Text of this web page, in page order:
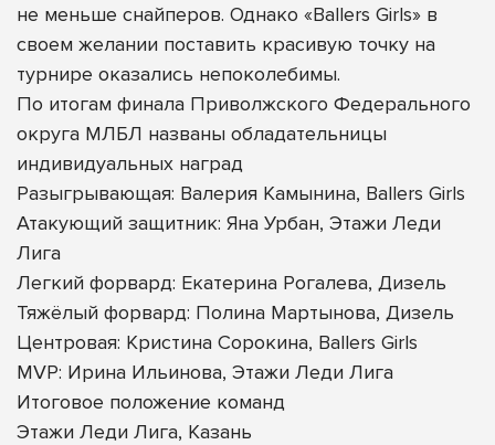
не меньше снайперов. Однако «Ballers Girls» в
своем желании поставить красивую точку на
турнире оказались непоколебимы.
По итогам финала Приволжского Федерального
округа МЛБЛ названы обладательницы
индивидуальных наград
Разыгрывающая: Валерия Камынина, Ballers Girls
Атакующий защитник: Яна Урбан, Этажи Леди
Лига
Легкий форвард: Екатерина Рогалева, Дизель
Тяжёлый форвард: Полина Мартынова, Дизель
Центровая: Кристина Сорокина, Ballers Girls
MVP: Ирина Ильинова, Этажи Леди Лига
Итоговое положение команд
Этажи Леди Лига, Казань